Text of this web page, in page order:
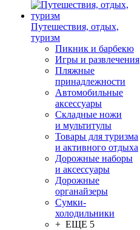
Путешествия, отдых,
туризм
Пикник и барбекю
Игры и развлечения
Пляжные
принадлежности
Автомобильные
аксессуары
Складные ножи
и мультитулы
Товары для туризма
и активного отдыха
Дорожные наборы
и аксессуары
Дорожные
органайзеры
Сумки-
холодильники
+ ЕЩЕ 5